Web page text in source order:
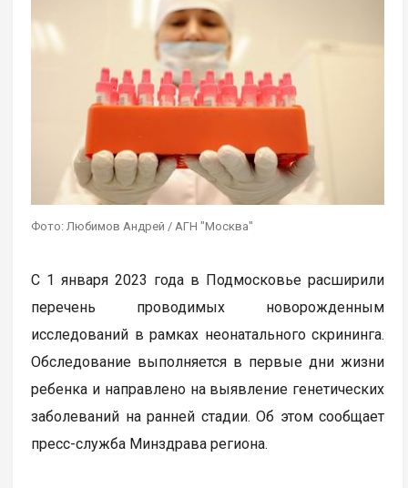
Фото: Любимов Андрей / АГН "Москва"
С 1 января 2023 года в Подмосковье расширили
перечень проводимых новорожденным
исследований в рамках неонатального скрининга.
Обследование выполняется в первые дни жизни
ребенка и направлено на выявление генетических
заболеваний на ранней стадии. Об этом сообщает
пресс-служба Минздрава региона.